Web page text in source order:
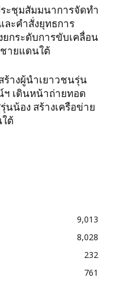
ะชุมสัมมนาการจัดทำ
ะคำสั่งยุทธการ
ยกระดับการขับเคลื่อน
ายแดนใต้
างผู้นำเยาวชนรุ่น
เดินหน้าถ่ายทอด
นน้อง สร้างเครือข่าย
ต้
9,013
8,028
232
761